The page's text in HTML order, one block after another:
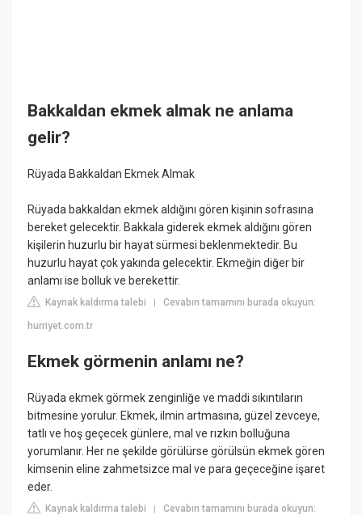
Bakkaldan ekmek almak ne anlama
gelir?
Rüyada Bakkaldan Ekmek Almak
Rüyada bakkaldan ekmek aldığını gören kişinin sofrasına
bereket gelecektir. Bakkala giderek ekmek aldığını gören
kişilerin huzurlu bir hayat sürmesi beklenmektedir. Bu
huzurlu hayat çok yakında gelecektir. Ekmeğin diğer bir
anlamı ise bolluk ve berekettir.
Kaynak kaldırma talebi |Cevabın tamamını burada okuyun:
hurriyet.com.tr
Ekmek görmenin anlamı ne?
Rüyada ekmek görmek zenginliğe ve maddi sıkıntıların
bitmesine yorulur. Ekmek, ilmin artmasına, güzel zevceye,
tatlı ve hoş geçecek günlere, mal ve rızkın bolluğuna
yorumlanır. Her ne şekilde görülürse görülsün ekmek gören
kimsenin eline zahmetsizce mal ve para geçeceğine işaret
eder.
Kaynak kaldırma talebi |Cevabın tamamını burada okuyun: